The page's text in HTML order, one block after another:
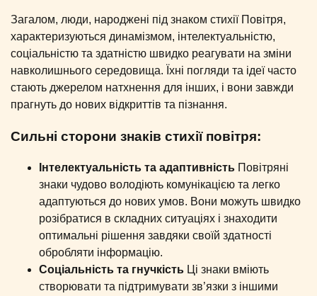
Загалом, люди, народжені під знаком стихії Повітря,
характеризуються динамізмом, інтелектуальністю,
соціальністю та здатністю швидко реагувати на зміни
навколишнього середовища. Їхні погляди та ідеї часто
стають джерелом натхнення для інших, і вони завжди
прагнуть до нових відкриттів та пізнання.
Сильні сторони знаків стихії повітря:
Інтелектуальність та адаптивність Повітряні
знаки чудово володіють комунікацією та легко
адаптуються до нових умов. Вони можуть швидко
розібратися в складних ситуаціях і знаходити
оптимальні рішення завдяки своїй здатності
обробляти інформацію.
Соціальність та гнучкість Ці знаки вміють
створювати та підтримувати зв’язки з іншими